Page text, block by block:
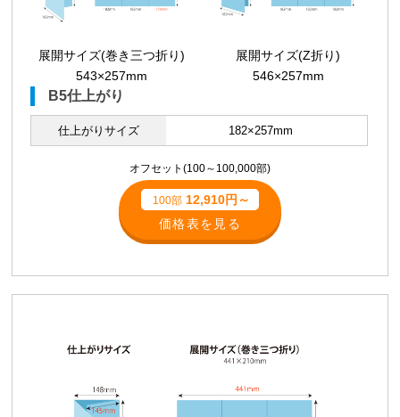
展開サイズ(巻き三つ折り)
543×257mm
展開サイズ(Z折り)
546×257mm
B5仕上がり
仕上がりサイズ 182×257mm
オフセット(100～100,000部)
100部12,910円～
価格表を見る